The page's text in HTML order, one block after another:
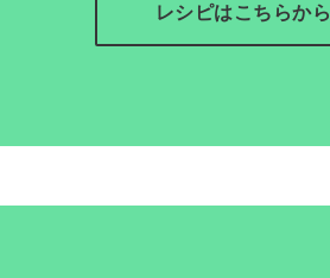
レシピはこちらから